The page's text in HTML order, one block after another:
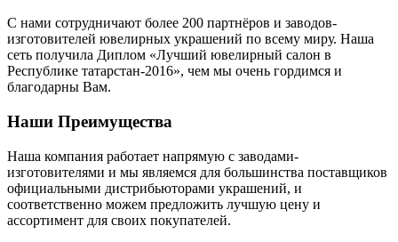
С нами сотрудничают более 200 партнёров и заводов-
изготовителей ювелирных украшений по всему миру. Наша
сеть получила Диплом «Лучший ювелирный салон в
Республике татарстан-2016», чем мы очень гордимся и
благодарны Вам.
Наши Преимущества
Наша компания работает напрямую с заводами-
изготовителями и мы являемся для большинства поставщиков
официальными дистрибьюторами украшений, и
соответственно можем предложить лучшую цену и
ассортимент для своих покупателей.